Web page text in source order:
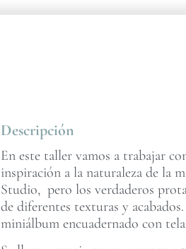
Descripción
En este taller vamos a trabajar
inspiración a la naturaleza de la
Studio, pero los verdaderos
de diferentes texturas y
miniálbum encuadernado con